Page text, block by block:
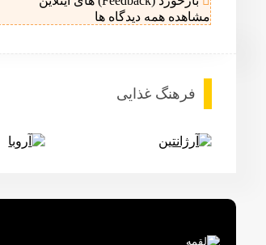
مشاهده همه دیدگاه ها
فرهنگ غذایی